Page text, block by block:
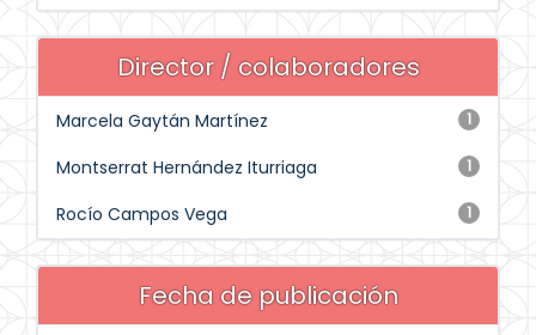
Director / colaboradores
1
Marcela Gaytán Martínez
1
Montserrat Hernández Iturriaga
1
Rocío Campos Vega
Fecha de publicación